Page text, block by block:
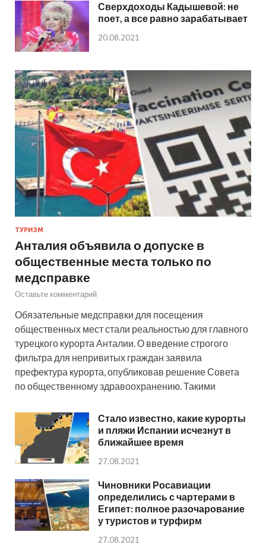
Сверхдоходы Кадышевой: не
поет, а все равно зарабатывает
20.08.2021
ТУРИЗМ
Анталия объявила о допуске в
общественные места только по
медсправке
Оставьте комментарий
Обязательные медсправки для посещения
общественных мест стали реальностью для главного
турецкого курорта Анталии. О введение строгого
фильтра для непривитых граждан заявила
префектура курорта, опубликовав решение Совета
по общественному здравоохранению. Такими
Стало известно, какие курорты
и пляжи Испании исчезнут в
ближайшее время
27.08.2021
Чиновники Росавиации
определились с чартерами в
Египет: полное разочарование
у туристов и турфирм
27.08.2021